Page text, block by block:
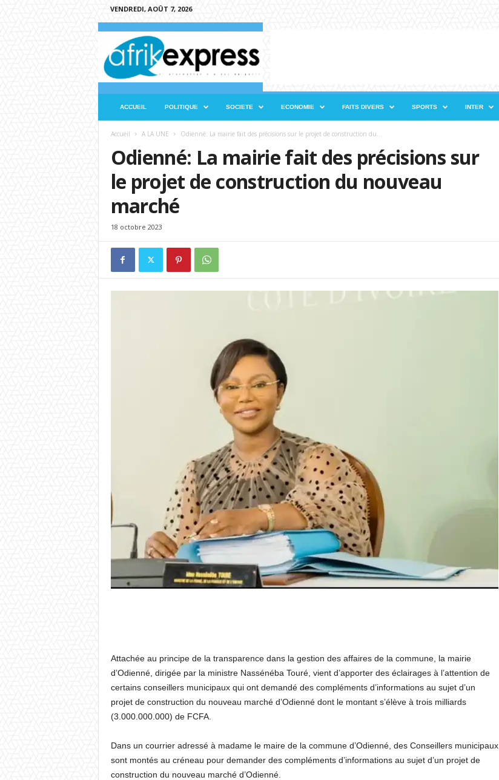
VENDREDI, AOÛT 7, 2026
e
ACCUEIL POLITIQUE SOCIETE ECONOMIE FAITS DIVERS SPORTS INTER
Accueil A LA UNE Odienné: La mairie fait des précisions sur le projet de construction du...
Odienné: La mairie fait des précisions sur
le projet de construction du nouveau
marché
18 octobre 2023
Attachée au principe de la transparence dans la gestion des affaires de la commune, la mairie
d’Odienné, dirigée par la ministre Nassénéba Touré, vient d’apporter des éclairages à l’attention de
certains conseillers municipaux qui ont demandé des compléments d’informations au sujet d’un
projet de construction du nouveau marché d’Odienné dont le montant s’élève à trois milliards
(3.000.000.000) de FCFA.
Dans un courrier adressé à madame le maire de la commune d’Odienné, des Conseillers municipaux
sont montés au créneau pour demander des compléments d’informations au sujet d’un projet de
construction du nouveau marché d’Odienné.